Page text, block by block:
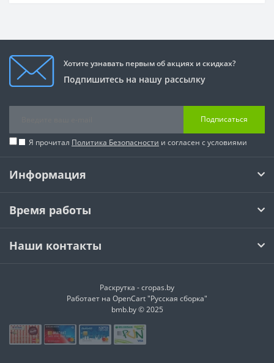
Хотите узнавать первым об акциях и скидках?
Подпишитесь на нашу рассылку
Подписаться
Я прочитал Политика Безопасности и согласен с условиями
Информация
Время работы
Наши контакты
Раскрутка -cropas.by
Работает на OpenCart "Русская сборка"
bmb.by © 2025